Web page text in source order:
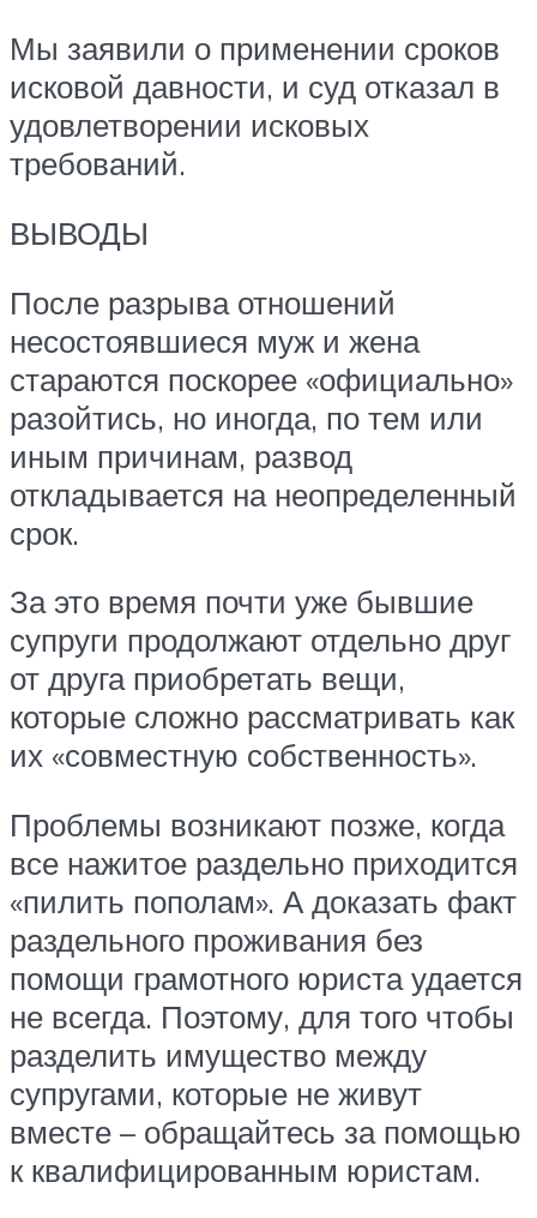
Мы заявили о применении сроков
исковой давности, и суд отказал в
удовлетворении исковых
требований.
ВЫВОДЫ
После разрыва отношений
несостоявшиеся муж и жена
стараются поскорее «официально»
разойтись, но иногда, по тем или
иным причинам, развод
откладывается на неопределенный
срок.
За это время почти уже бывшие
супруги продолжают отдельно друг
от друга приобретать вещи,
которые сложно рассматривать как
их «совместную собственность».
Проблемы возникают позже, когда
все нажитое раздельно приходится
«пилить пополам». А доказать факт
раздельного проживания без
помощи грамотного юриста удается
не всегда. Поэтому, для того чтобы
разделить имущество между
супругами, которые не живут
вместе – обращайтесь за помощью
к квалифицированным юристам.